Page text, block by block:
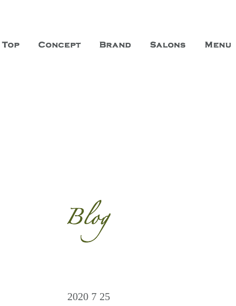
エステサロン ファシオー
戸三宮に「神戸店」 パリサンジェルマン通りに「パリ店」がオ
から美しくなることを追求する「本物」の商品・技術・サービス
2020 7 25